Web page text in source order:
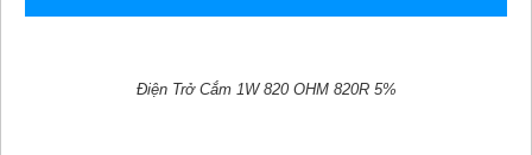
Điện Trở Cắm 1W 820 OHM 820R 5%